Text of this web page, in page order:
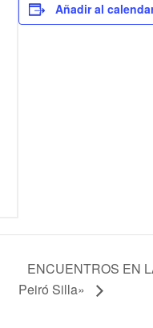
Añadir al
ENCUENTROS EN
Peiró Silla»